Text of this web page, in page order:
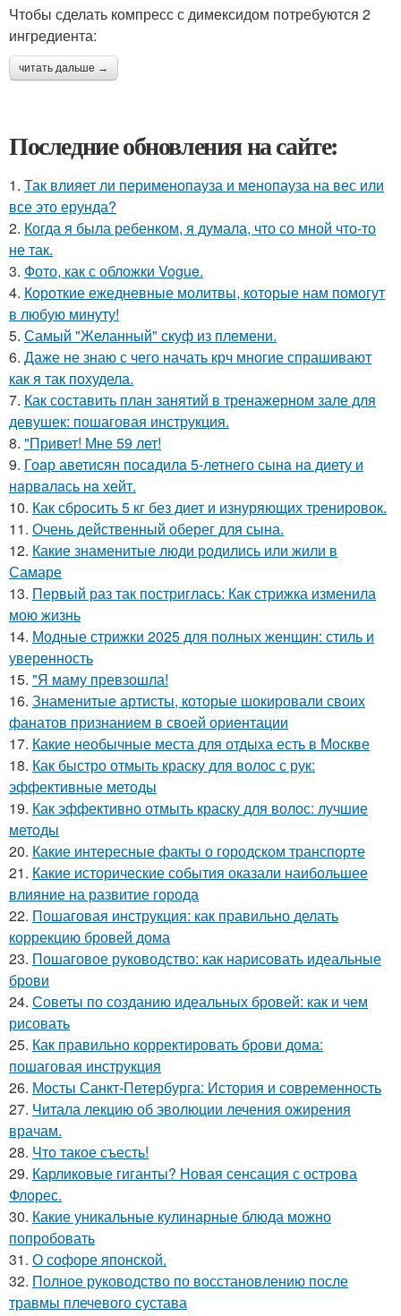
Чтобы сделать компресс с димексидом потребуются 2
ингредиента:
читать дальше →
Последние обновления на сайте:
1. Так влияет ли перименопауза и менопауза на вес или
все это ерунда?
2. Когда я была ребенком, я думала, что со мной что-то
не так.
3. Фото, как с обложки Vogue.
4. Короткие ежедневные молитвы, которые нам помогут
в любую минуту!
5. Самый "Желанный" скуф из племени.
6. Даже не знаю с чего начать крч многие спрашивают
как я так похудела.
7. Как составить план занятий в тренажерном зале для
девушек: пошаговая инструкция.
8. "Привет! Мне 59 лет!
9. Гоaр аветисян посaдилa 5-летнего сынa нa диету и
нaрвaлaсь нa хейт.
10. Как сбросить 5 кг без диет и изнуряющих тренировок.
11. Очень действенный оберег для сына.
12. Какие знаменитые люди родились или жили в
Самаре
13. Первый раз так постриглась: Как стрижка изменила
мою жизнь
14. Модные стрижки 2025 для полных женщин: стиль и
уверенность
15. "Я маму превзошла!
16. Знаменитые артисты, которые шокировали своих
фанатов признанием в своей ориентации
17. Какие необычные места для отдыха есть в Москве
18. Как быстро отмыть краску для волос с рук:
эффективные методы
19. Как эффективно отмыть краску для волос: лучшие
методы
20. Какие интересные факты о городском транспорте
21. Какие исторические события оказали наибольшее
влияние на развитие города
22. Пошаговая инструкция: как правильно делать
коррекцию бровей дома
23. Пошаговое руководство: как нарисовать идеальные
брови
24. Советы по созданию идеальных бровей: как и чем
рисовать
25. Как правильно корректировать брови дома:
пошаговая инструкция
26. Мосты Санкт-Петербурга: История и современность
27. Читала лекцию об эволюции лечения ожирения
врачам.
28. Что такое съесть!
29. Карликовые гиганты? Новая сенсация с острова
Флорес.
30. Какие уникальные кулинарные блюда можно
попробовать
31. О софоре японской.
32. Полное руководство по восстановлению после
травмы плечевого сустава